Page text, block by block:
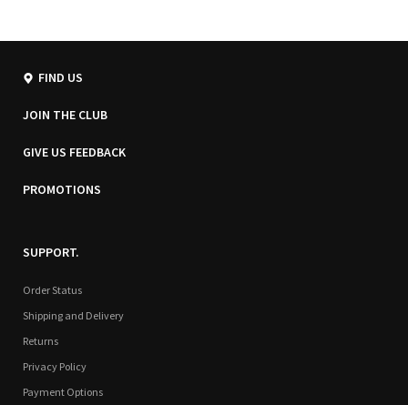
FIND US
JOIN THE CLUB
GIVE US FEEDBACK
PROMOTIONS
SUPPORT.
Order Status
Shipping and Delivery
Returns
Privacy Policy
Payment Options